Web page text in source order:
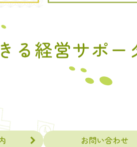
お問い合わせ